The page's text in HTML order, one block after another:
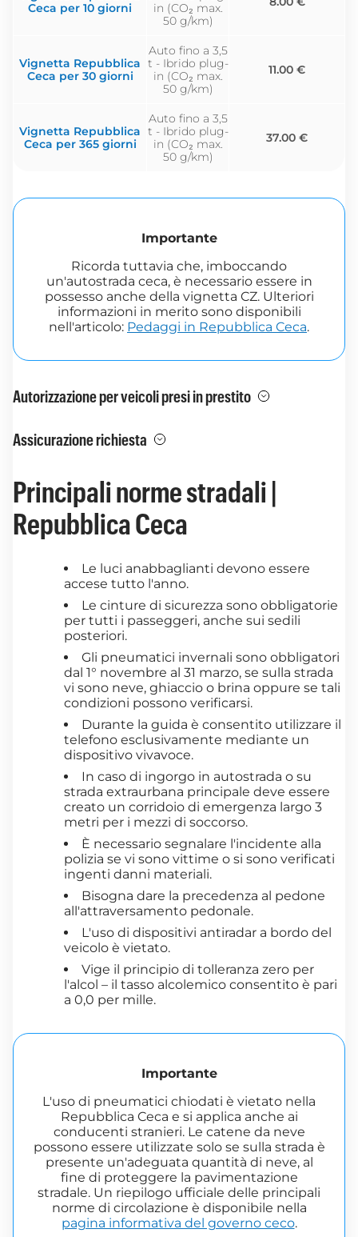
Ceca per 10 giorni
in (CO₂ max.
50 g/km)
Vignetta Repubblica
Ceca per 30 giorni
Auto fino a 3,5
t - Ibrido plug-
in (CO₂ max.
50 g/km)
11.00 €
Vignetta Repubblica
Ceca per 365 giorni
Auto fino a 3,5
t - Ibrido plug-
in (CO₂ max.
50 g/km)
37.00 €
Importante
Ricorda tuttavia che, imboccando
un'autostrada ceca, è necessario essere in
possesso anche della vignetta CZ. Ulteriori
informazioni in merito sono disponibili
nell'articolo: Pedaggi in Repubblica Ceca.
Autorizzazione per veicoli presi in prestito
Assicurazione richiesta
Principali norme stradali |
Repubblica Ceca
Le luci anabbaglianti devono essere
accese tutto l'anno.
Le cinture di sicurezza sono obbligatorie
per tutti i passeggeri, anche sui sedili
posteriori.
Gli pneumatici invernali sono obbligatori
dal 1° novembre al 31 marzo, se sulla strada
vi sono neve, ghiaccio o brina oppure se tali
condizioni possono verificarsi.
Durante la guida è consentito utilizzare il
telefono esclusivamente mediante un
dispositivo vivavoce.
In caso di ingorgo in autostrada o su
strada extraurbana principale deve essere
creato un corridoio di emergenza largo 3
metri per i mezzi di soccorso.
È necessario segnalare l'incidente alla
polizia se vi sono vittime o si sono verificati
ingenti danni materiali.
Bisogna dare la precedenza al pedone
all'attraversamento pedonale.
L'uso di dispositivi antiradar a bordo del
veicolo è vietato.
Vige il principio di tolleranza zero per
l'alcol – il tasso alcolemico consentito è pari
a 0,0 per mille.
Importante
L'uso di pneumatici chiodati è vietato nella
Repubblica Ceca e si applica anche ai
conducenti stranieri. Le catene da neve
possono essere utilizzate solo se sulla strada è
presente un'adeguata quantità di neve, al
fine di proteggere la pavimentazione
stradale. Un riepilogo ufficiale delle principali
norme di circolazione è disponibile nella
pagina informativa del governo ceco.